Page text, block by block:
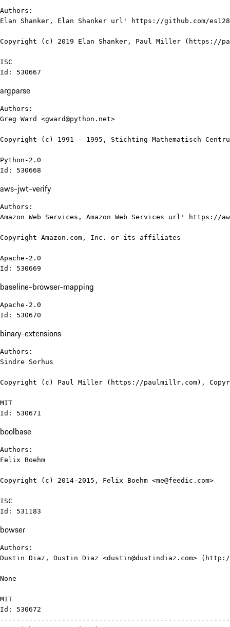
Authors:
Elan Shanker, Elan Shanker url' https://github.com/es128
Copyright (c) 2019 Elan Shanker, Paul Miller (https://
ISC
Id: 530667
argparse
Authors:
Greg Ward <gward@python.net>
Copyright (c) 1991 - 1995, Stichting Mathematisch
Python-2.0
Id: 530668
aws-jwt-verify
Authors:
Amazon Web Services, Amazon Web Services url' https://
Copyright Amazon.com, Inc. or its affiliates
Apache-2.0
Id: 530669
baseline-browser-mapping
Apache-2.0
Id: 530670
binary-extensions
Authors:
Sindre Sorhus
Copyright (c) Paul Miller (https://paulmillr.com),
MIT
Id: 530671
boolbase
Authors:
Felix Boehm
Copyright (c) 2014-2015, Felix Boehm <me@feedic.com>
ISC
Id: 531183
bowser
Authors:
Dustin Diaz, Dustin Diaz <dustin@dustindiaz.com>
None
MIT
Id: 530672